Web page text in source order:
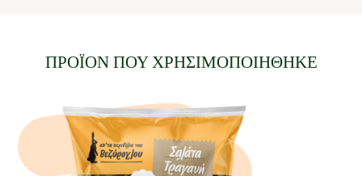
ΠΡΟΪΟΝ ΠΟΥ ΧΡΗΣΙΜΟΠΟΙΗΘΗΚΕ